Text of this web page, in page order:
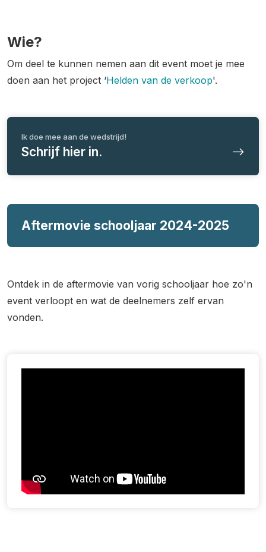
Wie?
Om deel te kunnen nemen aan dit event moet je mee
doen aan het project ‘Helden van de verkoop'.
Ik doe mee aan de wedstrijd!
Schrijf hier in.
Aftermovie schooljaar 2024-2025
Ontdek in de aftermovie van vorig schooljaar hoe zo'n
event verloopt en wat de deelnemers zelf ervan
vonden.